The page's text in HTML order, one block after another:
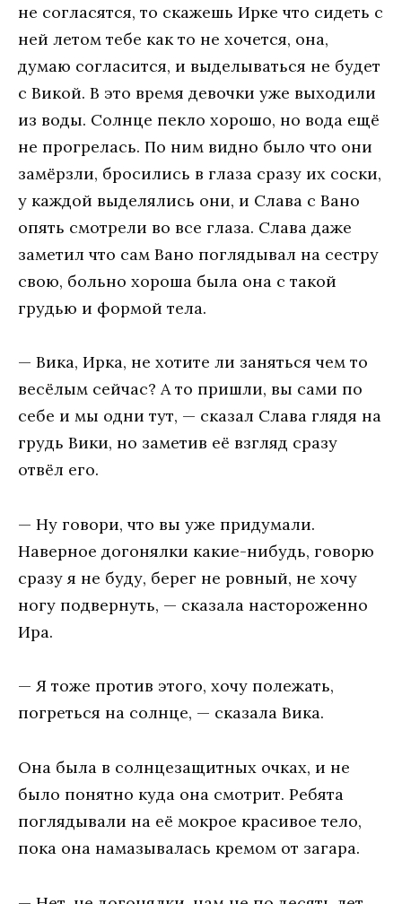
не согласятся, то скажешь Ирке что сидеть с
ней летом тебе как то не хочется, она,
думаю согласится, и выделываться не будет
с Викой. В это время девочки уже выходили
из воды. Солнце пекло хорошо, но вода ещё
не прогрелась. По ним видно было что они
замёрзли, бросились в глаза сразу их соски,
у каждой выделялись они, и Слава с Вано
опять смотрели во все глаза. Слава даже
заметил что сам Вано поглядывал на сестру
свою, больно хороша была она с такой
грудью и формой тела.
— Вика, Ирка, не хотите ли заняться чем то
весёлым сейчас? А то пришли, вы сами по
себе и мы одни тут, — сказал Слава глядя на
грудь Вики, но заметив её взгляд сразу
отвёл его.
— Ну говори, что вы уже придумали.
Наверное догонялки какие-нибудь, говорю
сразу я не буду, берег не ровный, не хочу
ногу подвернуть, — сказала настороженно
Ира.
— Я тоже против этого, хочу полежать,
погреться на солнце, — сказала Вика.
Она была в солнцезащитных очках, и не
было понятно куда она смотрит. Ребята
поглядывали на её мокрое красивое тело,
пока она намазывалась кремом от загара.